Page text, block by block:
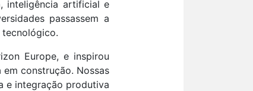
inteligência artificial e
passassem a
Europe, e inspirou
construção. Nossas
e integração produtiva